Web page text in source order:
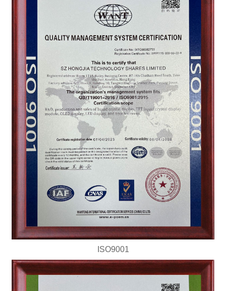
ISO9001